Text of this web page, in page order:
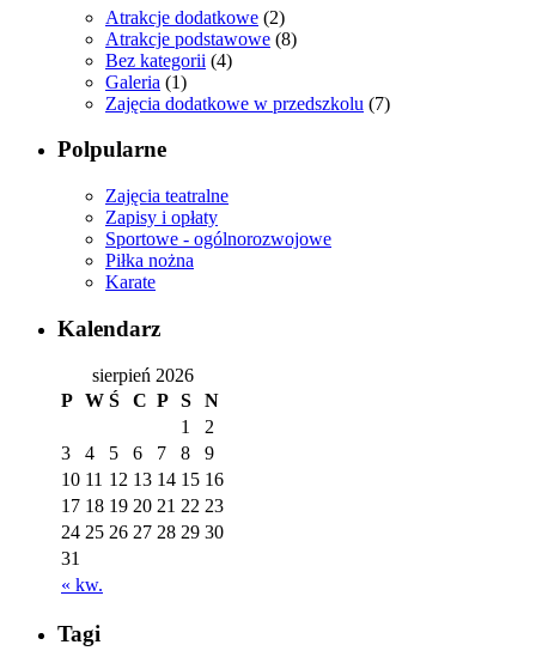
Atrakcje dodatkowe (2)
Atrakcje podstawowe (8)
Bez kategorii (4)
Galeria (1)
Zajęcia dodatkowe w przedszkolu (7)
Polpularne
Zajęcia teatralne
Zapisy i opłaty
Sportowe - ogólnorozwojowe
Piłka nożna
Karate
Kalendarz
sierpień 2026
P W Ś C P S N
« kw.
1
2
3
4 5 6 7 8
9
10 11 12 13 14 15 16
17 18 19 20 21 22 23
24 25 26 27 28 29 30
31
Tagi